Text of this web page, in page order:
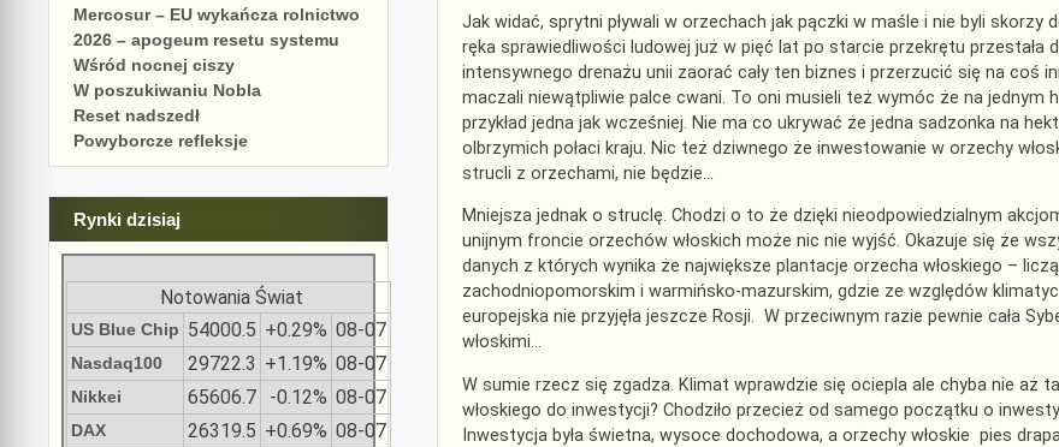
Jak widać, sprytni pływali w orzechach jak pączki w maśle i nie byli skorzy
ręka sprawiedliwości ludowej już w pięć lat po starcie przekrętu przestała
intensywnego drenażu unii zaorać cały ten biznes i przerzucić się na coś
maczali niewątpliwie palce cwani. To oni musieli też wymóc że na jednym
przykład jedna jak wcześniej. Nie ma co ukrywać że jedna sadzonka na
olbrzymich połaci kraju. Nic też dziwnego że inwestowanie w orzechy
strucli z orzechami, nie będzie…
Mniejsza jednak o struclę. Chodzi o to że dzięki nieodpowiedzialnym
unijnym froncie orzechów włoskich może nic nie wyjść. Okazuje się że
danych z których wynika że największe plantacje orzecha włoskiego –
zachodniopomorskim i warmińsko-mazurskim, gdzie ze względów
europejska nie przyjęła jeszcze Rosji. W przeciwnym razie pewnie cała
włoskimi…
W sumie rzecz się zgadza. Klimat wprawdzie się ociepla ale chyba nie aż
włoskiego do inwestycji? Chodziło przecież od samego początku o
Inwestycja była świetna, wysoce dochodowa, a orzechy włoskie pies
Mercosur – EU wykańcza rolnictwo
2026 – apogeum resetu systemu
Wśród nocnej ciszy
W poszukiwaniu Nobla
Reset nadszedł
Powyborcze refleksje
Rynki dzisiaj
Notowania Świat
US Blue Chip 54000.5 +0.29% 08-07
Nasdaq100 29722.3 +1.19% 08-07
Nikkei 65606.7 -0.12% 08-07
DAX 26319.5 +0.69% 08-07